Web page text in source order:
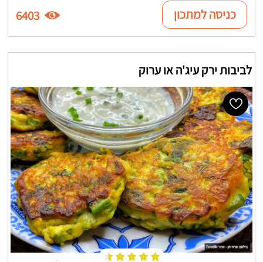
כניסה למתכון 6403
לביבות ירק עיג'ה או ערוק